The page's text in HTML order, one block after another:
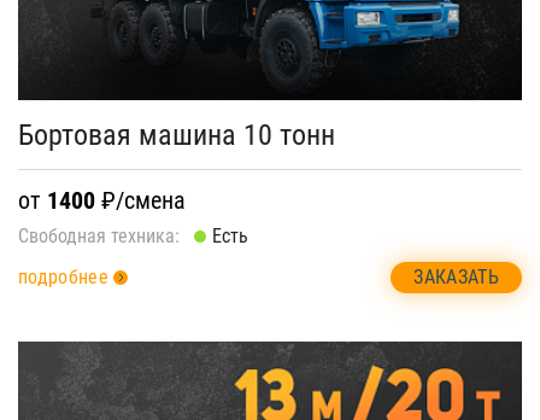
Бортовая машина 10 тонн
от 1400 ₽/смена
Свободная техника:
Есть
подробнее
ЗАКАЗАТЬ